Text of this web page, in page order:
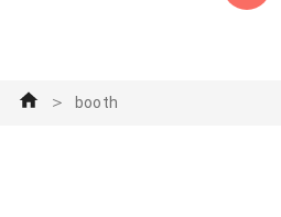
＞ booth